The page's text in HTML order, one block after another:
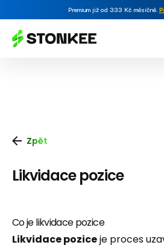
Premium již od 333 Kč měsíčně.
Zpět
Likvidace pozice
Co je likvidace pozice
Likvidace poziceje proces